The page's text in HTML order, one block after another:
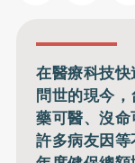
在醫療科技
問世的現今
藥可醫、沒
許多病友因